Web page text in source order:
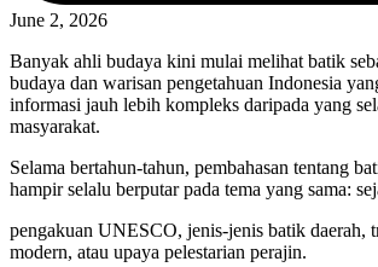
June 2, 2026
Banyak ahli budaya kini mulai melihat batik
budaya dan warisan pengetahuan Indonesia
informasi jauh lebih kompleks daripada yang
masyarakat.
Selama bertahun-tahun, pembahasan tentang
hampir selalu berputar pada tema yang sama:
pengakuan UNESCO, jenis-jenis batik daerah,
modern, atau upaya pelestarian perajin.